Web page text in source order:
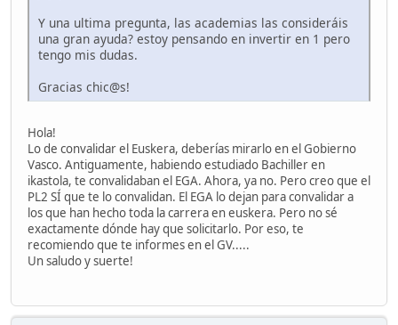
Y una ultima pregunta, las academias las consideráis
una gran ayuda? estoy pensando en invertir en 1 pero
tengo mis dudas.
Gracias chic@s!
Hola!
Lo de convalidar el Euskera, deberías mirarlo en el Gobierno
Vasco. Antiguamente, habiendo estudiado Bachiller en
ikastola, te convalidaban el EGA. Ahora, ya no. Pero creo que el
PL2 SÍ que te lo convalidan. El EGA lo dejan para convalidar a
los que han hecho toda la carrera en euskera. Pero no sé
exactamente dónde hay que solicitarlo. Por eso, te
recomiendo que te informes en el GV.....
Un saludo y suerte!